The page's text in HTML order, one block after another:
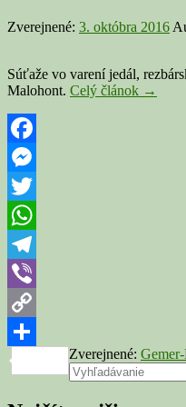
Zverejnené: 3. októbra 2016
Súťaže vo varení jedál,
Malohont. Celý článok →
Facebook
Messenger
Twitter
WhatsApp
Telegram
Viber
Copy
Link
Share
Zverejnené:
Primary
Sidebar
Search
for: